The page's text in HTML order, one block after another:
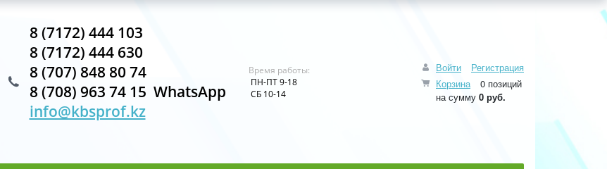
Войти
Регистрация
Корзина
0 позиций
на сумму 0 руб.
8 (7172) 444 103
8 (7172) 444 630
8 (707) 848 80 74
8 (708) 963 74 15 WhatsApp
info@kbsprof.kz
Время работы:
ПН-ПТ 9-18
СБ 10-14